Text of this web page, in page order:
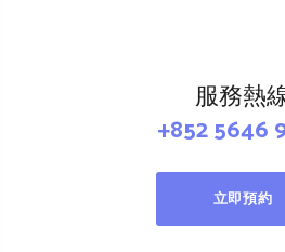
服務熱
+852 5646
立即預約